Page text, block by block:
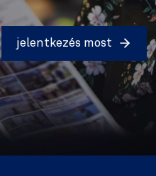
jelentkezés most